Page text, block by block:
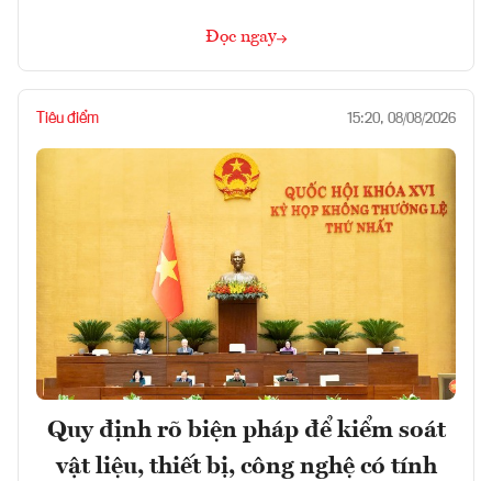
Đọc ngay
Tiêu điểm 15:20, 08/08/2026
Quy định rõ biện pháp để kiểm soát
vật liệu, thiết bị, công nghệ có tính